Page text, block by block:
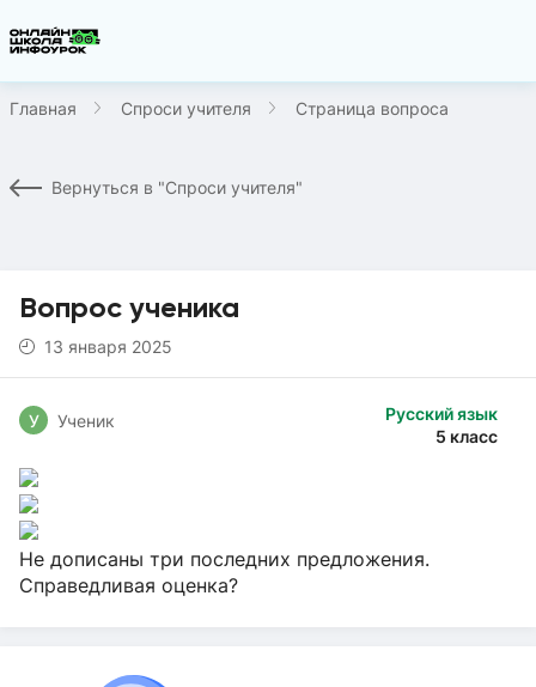
Главная Спроси учителя Страница вопроса
Вернуться в "Спроси учителя"
Вопрос ученика
13 января 2025
Русский язык
5 класс
У Ученик
Не дописаны три последних предложения.
Справедливая оценка?